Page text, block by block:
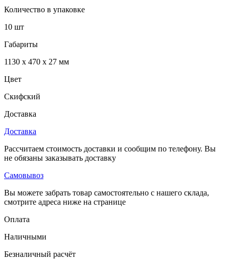
Количество в упаковке
10 шт
Габариты
1130 x 470 x 27 мм
Цвет
Скифский
Доставка
Доставка
Рассчитаем стоимость доставки и сообщим по телефону. Вы
не обязаны заказывать доставку
Самовывоз
Вы можете забрать товар самостоятельно с нашего склада,
смотрите адреса ниже на странице
Оплата
Наличными
Безналичный расчёт